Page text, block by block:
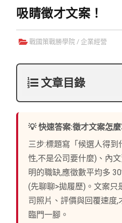
吸睛徵才文案！
戰國策戰勝學院 / 企業經營
文章目錄
💡 快速答案:徵才文案怎
三步:標題寫「候選人得
性,不是公司要什麼)、內
明的職缺,應徵數平均多
(先聊聊>拋履歷)。文案只
司照片、評價與回覆速度
臨門一腳。